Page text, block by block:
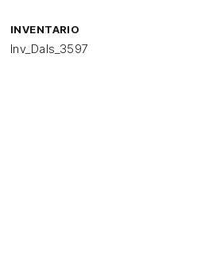
INVENTARIO
Inv_Dals_3597